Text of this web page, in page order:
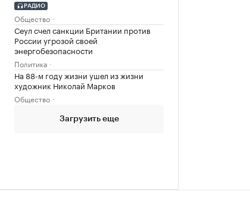
РАДИО
Общество
Сеул счел санкции Британии против
России угрозой своей
энергобезопасности
Политика
На 88-м году жизни ушел из жизни
художник Николай Марков
Общество
Загрузить еще